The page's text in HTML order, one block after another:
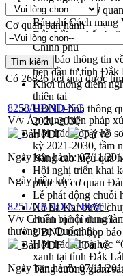
Gặp mặt các cơ
Báo chí Cách mạng
Đắk Lắk sơ kết 4
Chính phủ
Họp báo thông tin
tiến đầu tư tỉnh Đắk
Khơi thông điểm
thiên tai
HĐND tỉnh thông
2021-2030
Hội thảo góp ý hồ
kỳ 2021-2030, tầm
Nâng cao hiệu quả
Hội nghị triển khai
phục vụ cơ quan
Lễ phát động chuỗi
Xã Ea Kar bước
chính mô hình mới
UBND tỉnh họp
Hội thảo khoa học
xanh tại tỉnh Đắk
Tăng cường giám
Cơ quan ban hành
Có 26826kết quả được
8258/UBND-NC
V/v Áp dụng biện pháp
Bản PDF
Tải về
Ngày ban hành:07/11/
Ngày hiệu lực:
8251/UBND-NN&MT
V/v Chuẩn bị nội dung
thường vụ Quốc hội
Bản PDF
Tải về
Ngày ban hành:07/11/